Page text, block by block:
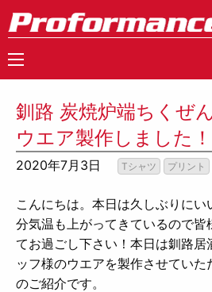
釧路 炭焼炉端ちくぜ
ウエア製作しました！
2020年7月3日 Tシャツ プリント
こんにちは。本日は久しぶりに
分気温も上がってきているので皆
てお過ごし下さい！ 本日は釧路居
ッフ様のウエアを製作させていた
のご紹介です。